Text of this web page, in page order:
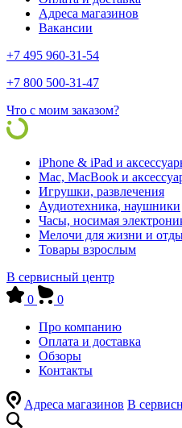
Адреса магазинов
Вакансии
+7 495 960-31-54
+7 800 500-31-47
Что с моим заказом?
iPhone & iPad и
Mac, MacBook и
Игрушки, развлечения
Аудиотехника, наушники
Часы, носимая
Мелочи для жизни и
Товары взрослым
В сервисный центр
0
0
Про компанию
Оплата и доставка
Обзоры
Контакты
Адреса магазинов В